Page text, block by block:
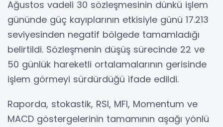
Ağustos vadeli 30 sözleşmesinin dünkü işlem
gününde güç kayıplarının etkisiyle günü 17.213
seviyesinden negatif bölgede tamamladığı
belirtildi. Sözleşmenin düşüş sürecinde 22 ve
50 günlük hareketli ortalamalarının gerisinde
işlem görmeyi sürdürdüğü ifade edildi.
Raporda, stokastik, RSI, MFI, Momentum ve
MACD göstergelerinin tamamının aşağı yönlü